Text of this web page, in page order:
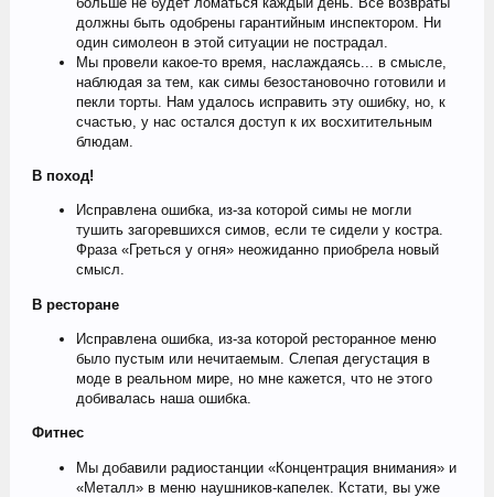
должны быть одобрены гарантийным инспектором. Ни
один симолеон в этой ситуации не пострадал.
Мы провели какое-то время, наслаждаясь... в смысле,
наблюдая за тем, как симы безостановочно готовили и
пекли торты. Нам удалось исправить эту ошибку, но, к
счастью, у нас остался доступ к их восхитительным
блюдам.
В поход!
Исправлена ошибка, из-за которой симы не могли
тушить загоревшихся симов, если те сидели у костра.
Фраза «Греться у огня» неожиданно приобрела новый
смысл.
В ресторане
Исправлена ошибка, из-за которой ресторанное меню
было пустым или нечитаемым. Слепая дегустация в
моде в реальном мире, но мне кажется, что не этого
добивалась наша ошибка.
Фитнес
Мы добавили радиостанции «Концентрация внимания» и
«Металл» в меню наушников-капелек. Кстати, вы уже